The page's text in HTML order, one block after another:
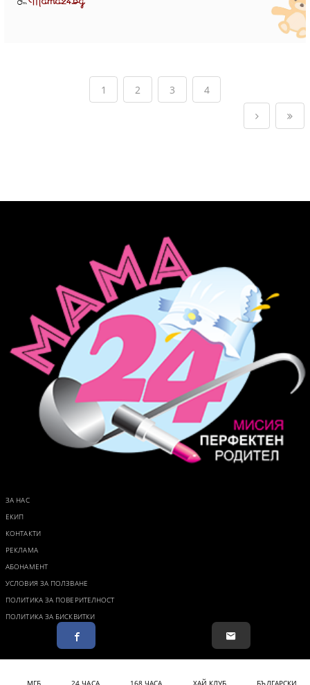
От
1 2 3 4
ЗА НАС
ЕКИП
КОНТАКТИ
РЕКЛАМА
АБОНАМЕНТ
УСЛОВИЯ ЗА ПОЛЗВАНЕ
ПОЛИТИКА ЗА ПОВЕРИТЕЛНОСТ
ПОЛИТИКА ЗА БИСКВИТКИ
МГБ 24 ЧАСА 168 ЧАСА ХАЙ КЛУБ БЪЛГАРСКИ